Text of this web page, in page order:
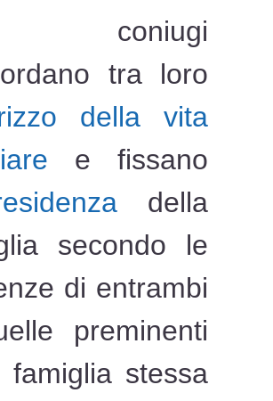
tra loro
della vita
e fissano
della
secondo le
di entrambi
preminenti
famiglia stessa